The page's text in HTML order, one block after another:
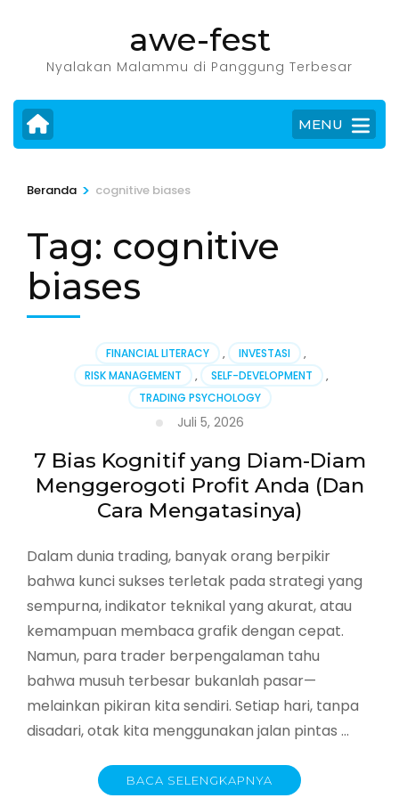
konten
Enter)
awe-fest
Nyalakan Malammu di Panggung Terbesar
MENU
Beranda > cognitive biases
Tag: cognitive
biases
FINANCIAL LITERACY , INVESTASI
,
RISK MANAGEMENT
, SELF-DEVELOPMENT
,
TRADING PSYCHOLOGY
Juli 5, 2026
7 Bias Kognitif yang Diam-Diam
Menggerogoti Profit Anda (Dan
Cara Mengatasinya)
Dalam dunia trading, banyak orang berpikir
bahwa kunci sukses terletak pada strategi yang
sempurna, indikator teknikal yang akurat, atau
kemampuan membaca grafik dengan cepat.
Namun, para trader berpengalaman tahu
bahwa musuh terbesar bukanlah pasar—
melainkan pikiran kita sendiri. Setiap hari, tanpa
disadari, otak kita menggunakan jalan pintas …
BACA SELENGKAPNYA